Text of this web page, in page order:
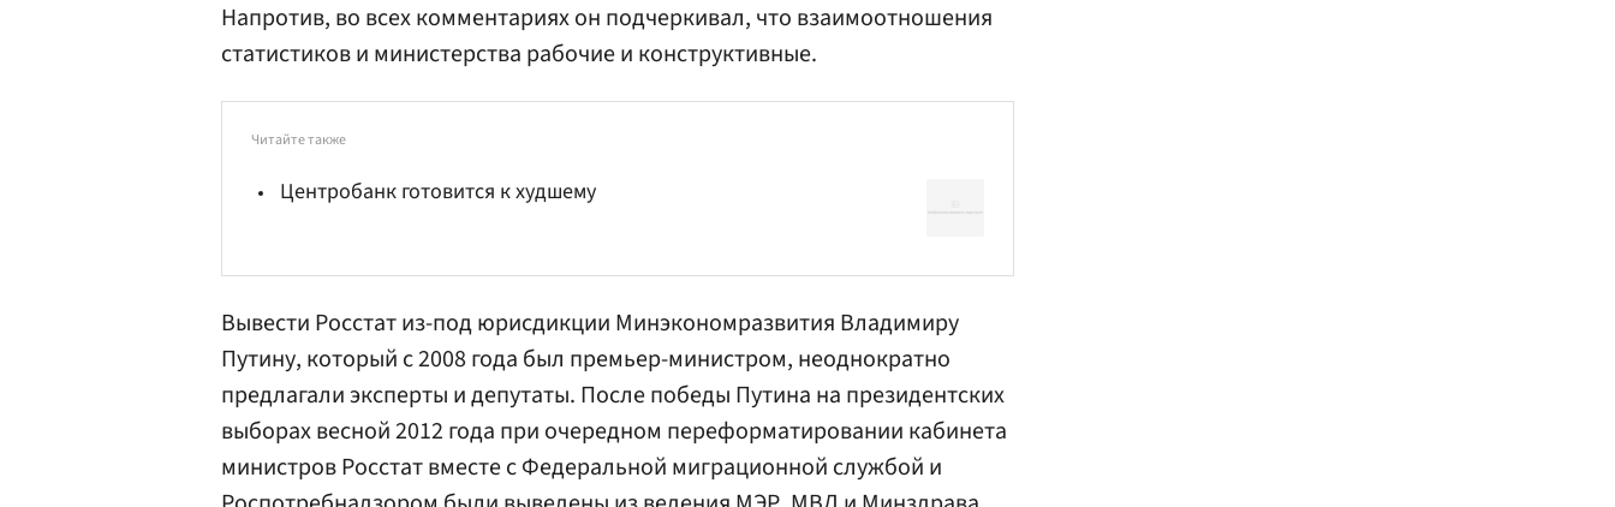
Напротив, во всех комментариях он подчеркивал, что взаимоотношения
статистиков и министерства рабочие и конструктивные.
Читайте также
Центробанк готовится к худшему
Вывести Росстат из-под юрисдикции Минэкономразвития Владимиру
Путину, который с 2008 года был премьер-министром, неоднократно
предлагали эксперты и депутаты. После победы Путина на президентских
выборах весной 2012 года при очередном переформатировании кабинета
министров Росстат вместе с Федеральной миграционной службой и